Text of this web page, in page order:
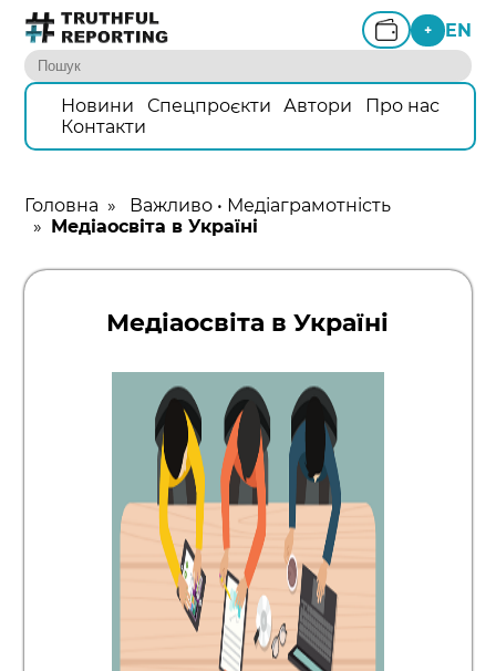
+ EN
Новини Спецпроєкти Автори
Про нас
Контакти
Головна » Важливо • Медіаграмотність
» Медіаосвіта в Україні
Медіаосвіта в Україні